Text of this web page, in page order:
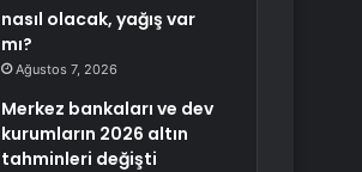
nasıl olacak, yağış var
mı?
Ağustos 7, 2026
Merkez bankaları ve dev
kurumların 2026 altın
tahminleri değişti